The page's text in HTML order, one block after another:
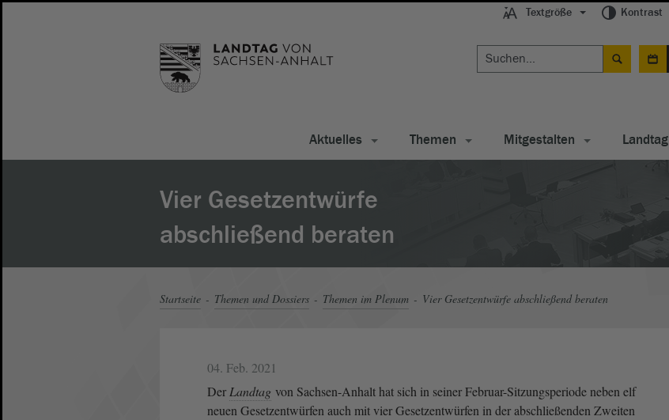
Textgröße Kontrast
Aktuelles Themen Mitgestalten Landtag
Vier Gesetzentwürfe
abschließend beraten
Startseite Themen und Dossiers Themen im Plenum Vier Gesetzentwürfe abschließend beraten
04. Feb. 2021
Der Landtag von Sachsen-Anhalt hat sich in seiner Februar-Sitzungsperiode neben elf
neuen Gesetzentwürfen auch mit vier Gesetzentwürfen in der abschließenden Zweiten